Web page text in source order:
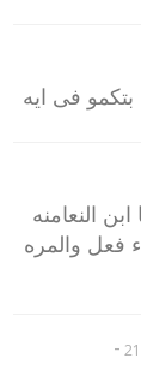
فى ايه
ابن النعامنه
فعل والمره
-